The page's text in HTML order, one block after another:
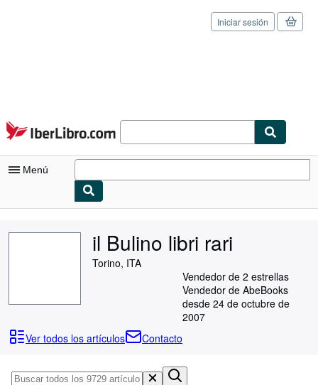
Pasar al contenido principal
IberLibro.com
Iniciar sesión
Menú
Consultar mis pedidos
Libros antiguos
Arte y coleccionismo
il Bulino libri rari
Torino, ITA
Vendedor de 2 estrellas
Vendedor de AbeBooks
desde 24 de octubre de
2007
Ver todos los artículos
Contacto